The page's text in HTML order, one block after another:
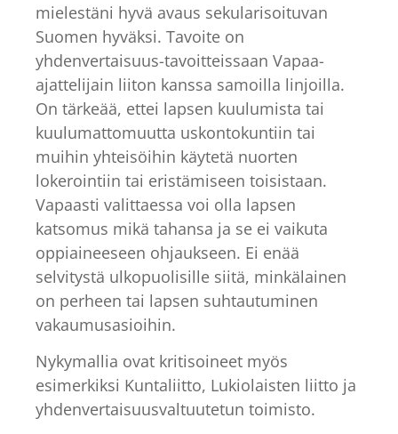
mielestäni hyvä avaus sekularisoituvan
Suomen hyväksi. Tavoite on
yhdenvertaisuus-tavoitteissaan Vapaa-
ajattelijain liiton kanssa samoilla linjoilla.
On tärkeää, ettei lapsen kuulumista tai
kuulumattomuutta uskontokuntiin tai
muihin yhteisöihin käytetä nuorten
lokerointiin tai eristämiseen toisistaan.
Vapaasti valittaessa voi olla lapsen
katsomus mikä tahansa ja se ei vaikuta
oppiaineeseen ohjaukseen. Ei enää
selvitystä ulkopuolisille siitä, minkälainen
on perheen tai lapsen suhtautuminen
vakaumusasioihin.
Nykymallia ovat kritisoineet myös
esimerkiksi Kuntaliitto, Lukiolaisten liitto ja
yhdenvertaisuusvaltuutetun toimisto.